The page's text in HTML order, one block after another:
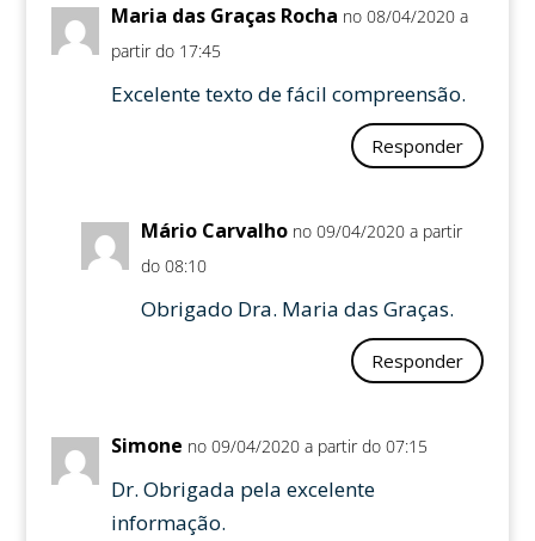
Maria das Graças Rocha no 08/04/2020 a
partir do 17:45
Excelente texto de fácil compreensão.
Responder
Mário Carvalho no 09/04/2020 a partir
do 08:10
Obrigado Dra. Maria das Graças.
Responder
Simone no 09/04/2020 a partir do 07:15
Dr. Obrigada pela excelente
informação.